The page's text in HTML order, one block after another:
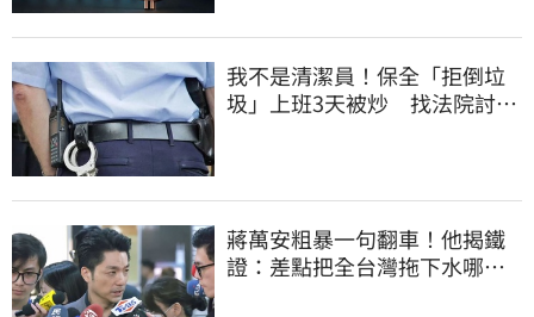
我不是清潔員！保全「拒倒垃
圾」上班3天被炒 找法院討公
蔣萬安粗暴一句翻車！他揭鐵
證：差點把全台灣拖下水哪時